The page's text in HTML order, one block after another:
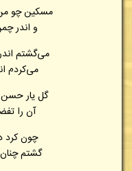
مسکین چو
و اندر
می‌گشتم
می‌کردم
گل یار
آن را
چون کرد
گشتم